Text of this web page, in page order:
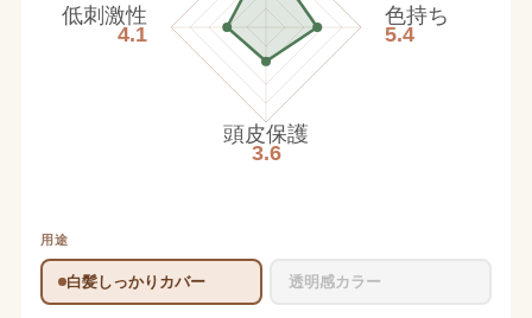
色持ち
5.4
頭皮保護
3.6
低刺激性
4.1
用途
白髪しっかりカバー 透明感カラー